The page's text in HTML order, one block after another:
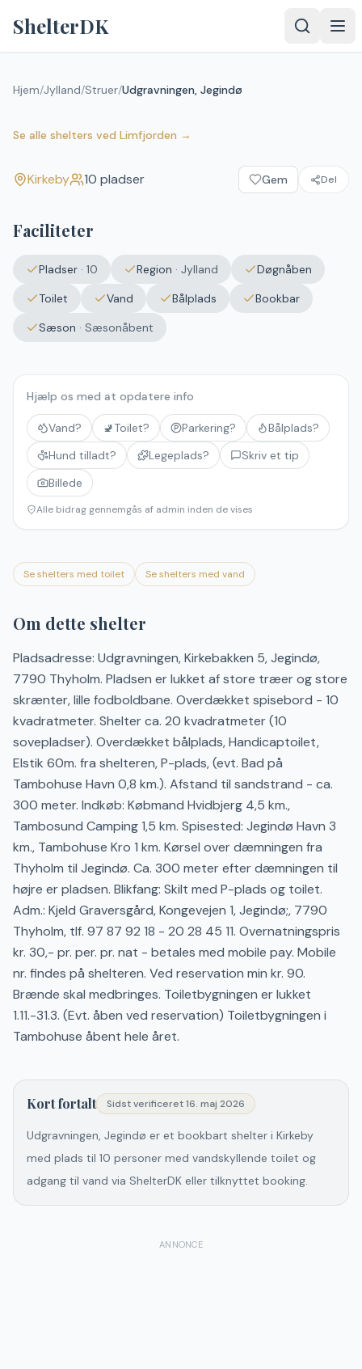
ShelterDK
Hjem/Jylland/Struer/Udgravningen, Jegindø
Se alle shelters ved Limfjorden →
Udgravningen, Jegindø
Kirkeby
Kirkeby 10 pladser Gem Del
Faciliteter
Pladser · 10 Region · Jylland
Døgnåben
Toilet
Vand Bålplads
Bookbar
Sæson · Sæsonåbent
Hjælp os med at opdatere info
Vand? 🚽Toilet? Parkering?
Bålplads?
Hund tilladt?
Legeplads?
Skriv et tip
Billede
Alle bidrag gennemgås af admin inden de vises
Se shelters med toilet Se shelters med vand
Om dette shelter
Pladsadresse: Udgravningen, Kirkebakken 5, Jegindø,
7790 Thyholm. Pladsen er lukket af store træer og store
skrænter, lille fodboldbane. Overdækket spisebord - 10
kvadratmeter. Shelter ca. 20 kvadratmeter (10
sovepladser). Overdækket bålplads, Handicaptoilet,
Elstik 60m. fra shelteren, P-plads, (evt. Bad på
Tambohuse Havn 0,8 km.). Afstand til sandstrand - ca.
300 meter. Indkøb: Købmand Hvidbjerg 4,5 km.,
Tambosund Camping 1,5 km. Spisested: Jegindø Havn 3
km., Tambohuse Kro 1 km. Kørsel over dæmningen fra
Thyholm til Jegindø. Ca. 300 meter efter dæmningen til
højre er pladsen. Blikfang: Skilt med P-plads og toilet.
Adm.: Kjeld Graversgård, Kongevejen 1, Jegindø;, 7790
Thyholm, tlf. 97 87 92 18 - 20 28 45 11. Overnatningspris
kr. 30,- pr. per. pr. nat - betales med mobile pay. Mobile
nr. findes på shelteren. Ved reservation min kr. 90.
Brænde skal medbringes. Toiletbygningen er lukket
1.11.-31.3. (Evt. åben ved reservation) Toiletbygningen i
Tambohuse åbent hele året.
Kort fortalt Sidst verificeret16. maj 2026
Udgravningen, Jegindø er et bookbart shelter i Kirkeby
med plads til 10 personer med vandskyllende toilet og
adgang til vand via ShelterDK eller tilknyttet booking.
ANNONCE